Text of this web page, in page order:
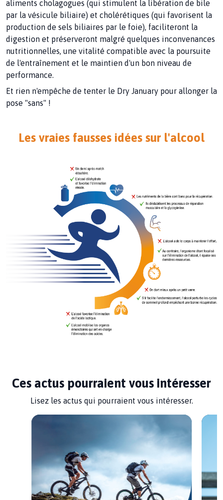
aliments cholagogues (qui stimulent la libération de bile
par la vésicule biliaire) et cholérétiques (qui favorisent la
production de sels biliaires par le foie), faciliteront la
digestion et préserveront malgré quelques inconvenances
nutritionnelles, une vitalité compatible avec la poursuite
de l'entraînement et le maintien d'un bon niveau de
performance.
Et rien n'empêche de tenter le Dry January pour allonger la
pose "sans" !
Les vraies fausses idées sur l'alcool
Ces actus pourraient vous intéresser
Lisez les actus qui pourraient vous intéresser.